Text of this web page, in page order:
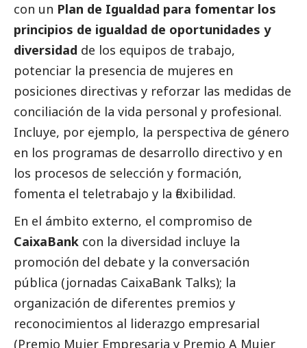
con un Plan de Igualdad para fomentar los
principios de igualdad de oportunidades y
diversidad de los equipos de trabajo,
potenciar la presencia de mujeres en
posiciones directivas y reforzar las medidas de
conciliación de la vida personal y profesional.
Incluye, por ejemplo, la perspectiva de género
en los programas de desarrollo directivo y en
los procesos de selección y formación,
fomenta el teletrabajo y la flexibilidad.
En el ámbito externo, el compromiso de
CaixaBank con la diversidad incluye la
promoción del debate y la conversación
pública (jornadas CaixaBank Talks); la
organización de diferentes premios y
reconocimientos al liderazgo empresarial
(Premio Mujer Empresaria y Premio A Mujer